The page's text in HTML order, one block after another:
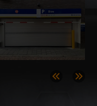
anzeigen
Datenschutzerklärung Impressum